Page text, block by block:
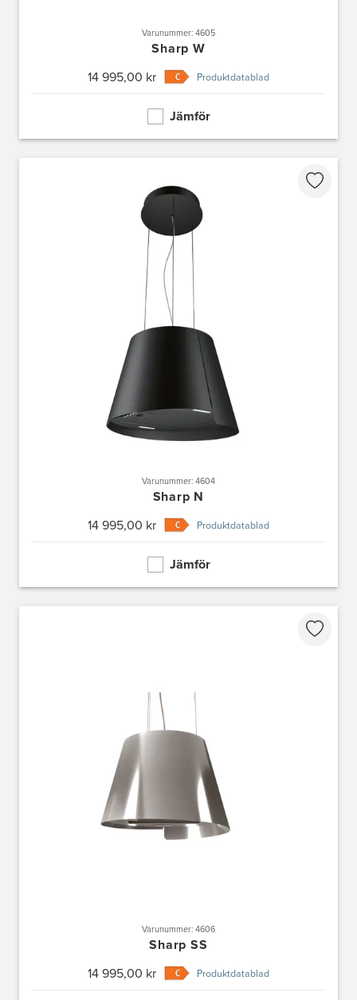
Varunummer: 4605
Sharp W
14 995,00 kr
Produktdatablad
Jämför
Varunummer: 4604
Sharp N
14 995,00 kr
Produktdatablad
Jämför
Varunummer: 4606
Sharp SS
14 995,00 kr
Produktdatablad